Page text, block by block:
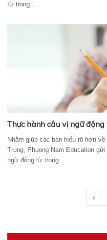
từ trong...
Thực hành câu vị ngữ
Nhằm giúp các bạn hiểu rõ hơn
Trung, Phuong Nam Education
ngữ động từ trong...